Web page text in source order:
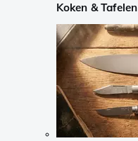
Koken & Tafelen